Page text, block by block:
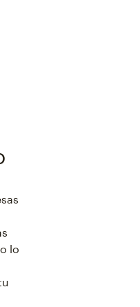
lo